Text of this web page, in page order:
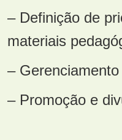
– Definição de
materiais
–
– Promoção e